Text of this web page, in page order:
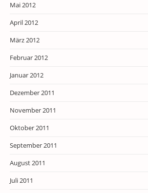
Mai 2012
April 2012
März 2012
Februar 2012
Januar 2012
Dezember 2011
November 2011
Oktober 2011
September 2011
August 2011
Juli 2011